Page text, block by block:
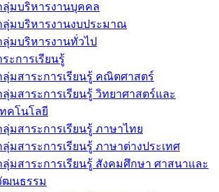
ลุ่มบริหารงานบุคคล
ลุ่มบริหารงานงบประมาณ
ลุ่มบริหารงานทั่วไป
ะการเรียนรู้
ลุ่มสาระการเรียนรู้ คณิตศาสตร์
ลุ่มสาระการเรียนรู้ วิทยาศาสตร์และ
ทคโนโลยี
ลุ่มสาระการเรียนรู้ ภาษาไทย
ลุ่มสาระการเรียนรู้ ภาษาต่างประเทศ
ลุ่มสาระการเรียนรู้ สังคมศึกษา ศาสนาและ
ฒนธรรม